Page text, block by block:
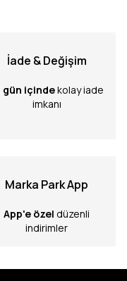
İade & Değişim
gün içindekolay iade
imkanı
Marka Park App
App'e özel düzenli
indirimler